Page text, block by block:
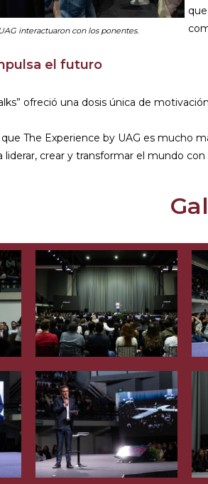
interactuaron con los ponentes.
el futuro
ofreció una dosis única de
The Experience by UAG es mucho
liderar, crear y transformar el mundo